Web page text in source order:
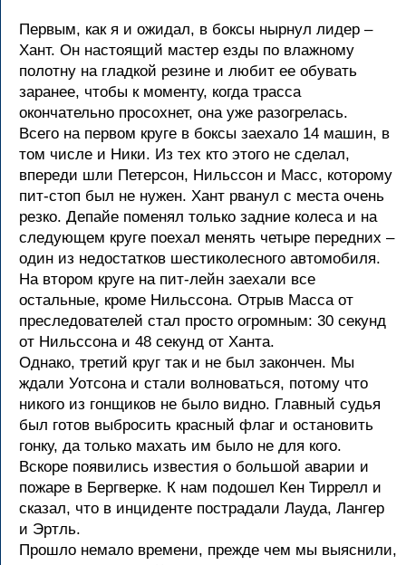
Первым, как я и ожидал, в боксы нырнул лидер –
Хант. Он настоящий мастер езды по влажному
полотну на гладкой резине и любит ее обувать
заранее, чтобы к моменту, когда трасса
окончательно просохнет, она уже разогрелась.
Всего на первом круге в боксы заехало 14 машин, в
том числе и Ники. Из тех кто этого не сделал,
впереди шли Петерсон, Нильссон и Масс, которому
пит-стоп был не нужен. Хант рванул с места очень
резко. Депайе поменял только задние колеса и на
следующем круге поехал менять четыре передних –
один из недостатков шестиколесного автомобиля.
На втором круге на пит-лейн заехали все
остальные, кроме Нильссона. Отрыв Масса от
преследователей стал просто огромным: 30 секунд
от Нильссона и 48 секунд от Ханта.
Однако, третий круг так и не был закончен. Мы
ждали Уотсона и стали волноваться, потому что
никого из гонщиков не было видно. Главный судья
был готов выбросить красный флаг и остановить
гонку, да только махать им было не для кого.
Вскоре появились известия о большой аварии и
пожаре в Бергверке. К нам подошел Кен Тиррелл и
сказал, что в инциденте пострадали Лауда, Лангер
и Эртль.
Прошло немало времени, прежде чем мы выяснили,